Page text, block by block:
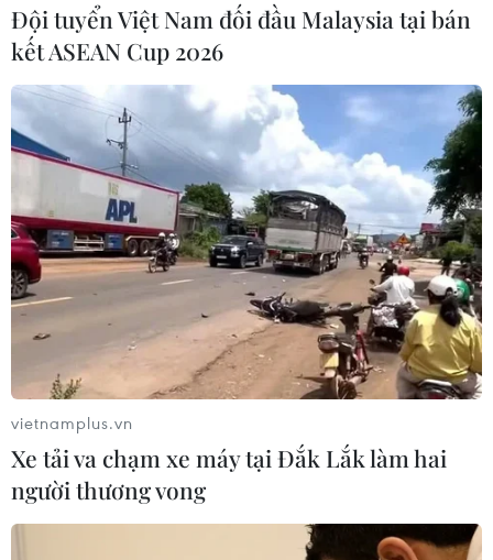
Đội tuyển Việt Nam đối đầu Malaysia tại bán
kết ASEAN Cup 2026
vietnamplus.vn
Xe tải va chạm xe máy tại Đắk Lắk làm hai
người thương vong